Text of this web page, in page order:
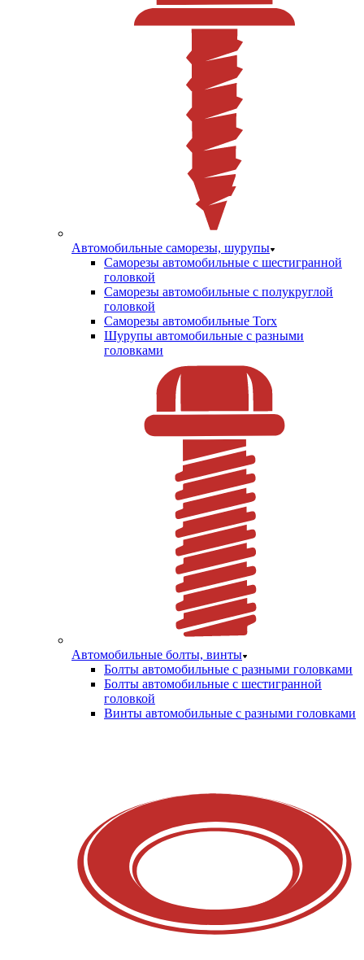
Автомобильные саморезы, шурупы
Саморезы автомобильные с шестигранной
головкой
Саморезы автомобильные с полукруглой
головкой
Саморезы автомобильные Torx
Шурупы автомобильные с разными
головками
Автомобильные болты, винты
Болты автомобильные с разными головками
Болты автомобильные с шестигранной
головкой
Винты автомобильные с разными головками